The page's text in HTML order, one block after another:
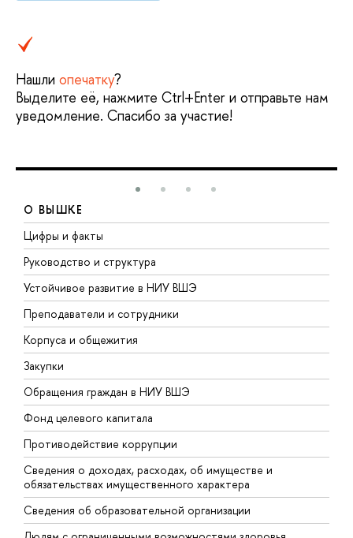
Нашли опечатку?
Выделите её, нажмите Ctrl+Enter и отправьте нам
уведомление. Спасибо за участие!
О ВЫШКЕ
Цифры и факты
Руководство и структура
Устойчивое развитие в НИУ ВШЭ
Преподаватели и сотрудники
Корпуса и общежития
Закупки
Обращения граждан в НИУ ВШЭ
Фонд целевого капитала
Противодействие коррупции
Сведения о доходах, расходах, об имуществе и
обязательствах имущественного характера
Сведения об образовательной организации